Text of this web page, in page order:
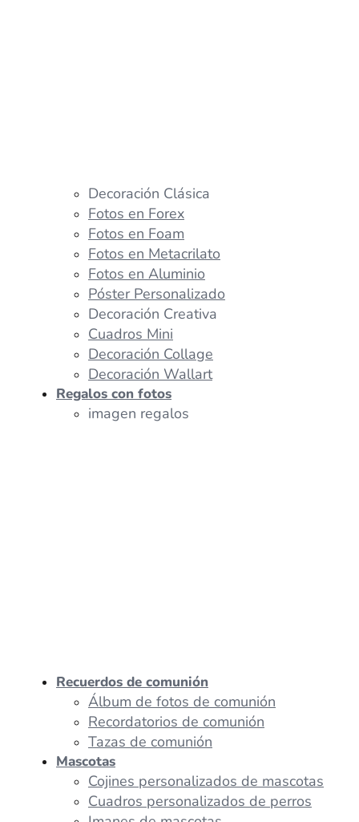
Decoración Clásica
Fotos en Forex
Fotos en Foam
Fotos en Metacrilato
Fotos en Aluminio
Póster Personalizado
Decoración Creativa
Cuadros Mini
Decoración Collage
Decoración Wallart
Regalos con fotos
imagen regalos
Recuerdos de comunión
Álbum de fotos de comunión
Recordatorios de comunión
Tazas de comunión
Mascotas
Cojines personalizados de mascotas
Cuadros personalizados de perros